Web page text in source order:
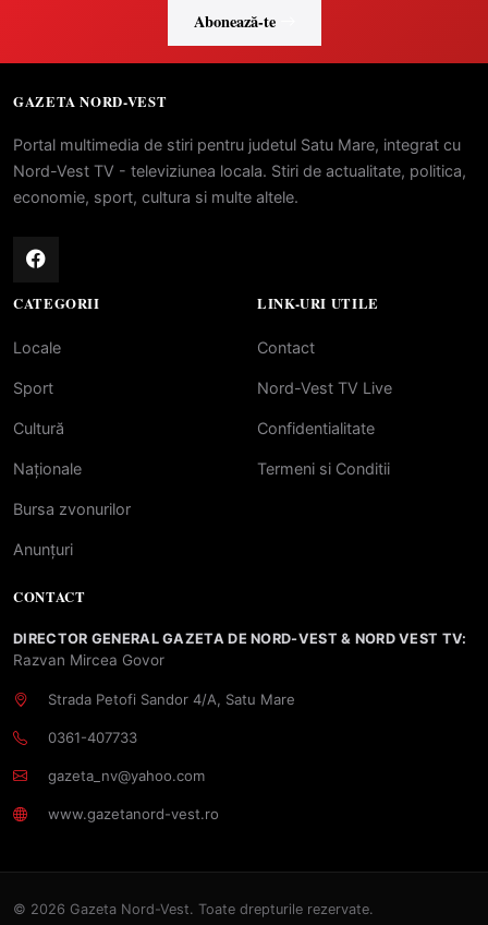
Abonează-te
GAZETA NORD-VEST
Portal multimedia de stiri pentru judetul Satu Mare, integrat cu
Nord-Vest TV - televiziunea locala. Stiri de actualitate, politica,
economie, sport, cultura si multe altele.
CATEGORII
Locale
Sport
Cultură
Naționale
Bursa zvonurilor
Anunțuri
LINK-URI UTILE
Contact
Nord-Vest TV Live
Confidentialitate
Termeni si Conditii
CONTACT
DIRECTOR GENERAL GAZETA DE NORD-VEST & NORD VEST TV:
Razvan Mircea Govor
Strada Petofi Sandor 4/A, Satu Mare
0361-407733
gazeta_nv@yahoo.com
www.gazetanord-vest.ro
© 2026 Gazeta Nord-Vest. Toate drepturile rezervate.